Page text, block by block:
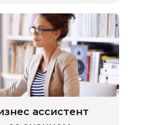
ассистент